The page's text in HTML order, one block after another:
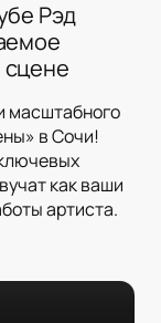
Рэд
сцене
масштабного
в Сочи!
как ваши
артиста.